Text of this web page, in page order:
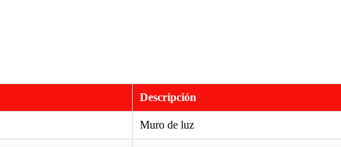
Descripción
Muro de luz